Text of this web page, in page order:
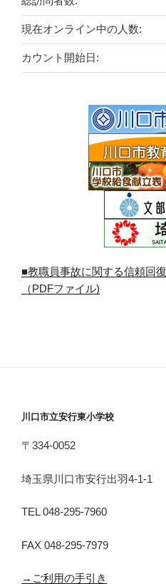
現在オンライン中の人数:
カウント開始日:
■教職員事故に関する信頼回
（PDFファイル)
川口市立安行東小学校
〒334-0052
埼玉県川口市安行出羽4-1-1
TEL 048-295-7960
FAX 048-295-7979
→ご利用の手引き